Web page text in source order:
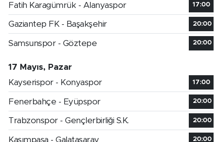
Fatih Karagümrük - Alanyaspor
17:00
Gaziantep FK - Başakşehir 20:00
Samsunspor - Göztepe 20:00
17 Mayıs, Pazar
Kayserispor - Konyaspor
17:00
Fenerbahçe - Eyüpspor 20:00
Trabzonspor - Gençlerbirliği S.K. 20:00
Kasımpaşa - Galatasaray 20:00